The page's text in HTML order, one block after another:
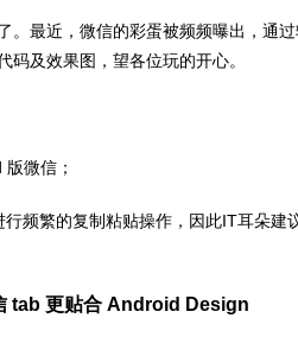
。最近，微信的彩蛋被频频曝出，通
码及效果图，望各位玩的开心。
微信；
频繁的复制粘贴操作，因此IT耳朵建
tab 更贴合 Android Design